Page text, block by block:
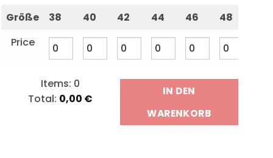
Größe 38 40 42 44 46 48
Price
Items: 0
Total: 0,00 €
IN DEN
WARENKORB